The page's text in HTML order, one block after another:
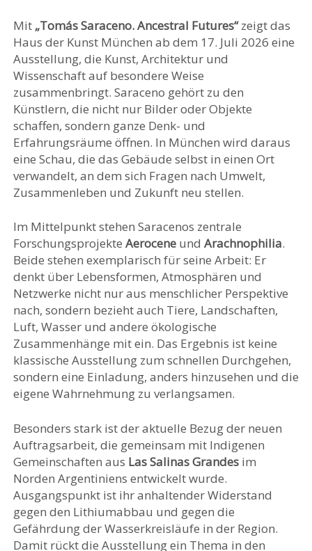
Mit „Tomás Saraceno. Ancestral Futures“zeigt das
Haus der Kunst München ab dem 17. Juli 2026 eine
Ausstellung, die Kunst, Architektur und
Wissenschaft auf besondere Weise
zusammenbringt. Saraceno gehört zu den
Künstlern, die nicht nur Bilder oder Objekte
schaffen, sondern ganze Denk- und
Erfahrungsräume öffnen. In München wird daraus
eine Schau, die das Gebäude selbst in einen Ort
verwandelt, an dem sich Fragen nach Umwelt,
Zusammenleben und Zukunft neu stellen.
Im Mittelpunkt stehen Saracenos zentrale
Forschungsprojekte Aeroceneund Arachnophilia.
Beide stehen exemplarisch für seine Arbeit: Er
denkt über Lebensformen, Atmosphären und
Netzwerke nicht nur aus menschlicher Perspektive
nach, sondern bezieht auch Tiere, Landschaften,
Luft, Wasser und andere ökologische
Zusammenhänge mit ein. Das Ergebnis ist keine
klassische Ausstellung zum schnellen Durchgehen,
sondern eine Einladung, anders hinzusehen und die
eigene Wahrnehmung zu verlangsamen.
Besonders stark ist der aktuelle Bezug der neuen
Auftragsarbeit, die gemeinsam mit Indigenen
Gemeinschaften aus Las Salinas Grandesim
Norden Argentiniens entwickelt wurde.
Ausgangspunkt ist ihr anhaltender Widerstand
gegen den Lithiumabbau und gegen die
Gefährdung der Wasserkreisläufe in der Region.
Damit rückt die Ausstellung ein Thema in den